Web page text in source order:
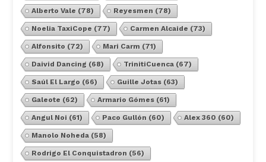
Alberto Vale (78) Reyesmen (78)
Noelia TaxiCope (77) Carmen Alcaide (73)
Alfonsito (72) Mari Carm (71)
Daivid Dancing (68) TrinitiCuenca(67)
Saúl El Largo (66) Guille Jotas(63)
Galeote (62) Armario Gómes(61)
Angul Noi (61) Paco Gullón (60) Alex 360 (60)
Manolo Noheda(58)
Rodrigo El Conquistadron (56)